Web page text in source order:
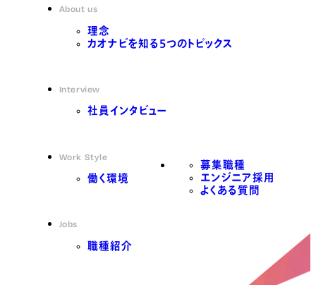
About us
理念
カオナビを知る5つのトピックス
Interview
社員インタビュー
Work Style
働く環境
Jobs
職種紹介
募集職種
エンジニア採用
よくある質問